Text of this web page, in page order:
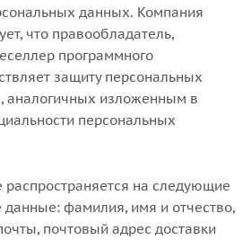
данных. Компания
что правообладатель,
программного
защиту персональных
аналогичных изложенным в
персональных
распространяется на следующие
фамилия, имя и отчество,
почтовый адрес доставки